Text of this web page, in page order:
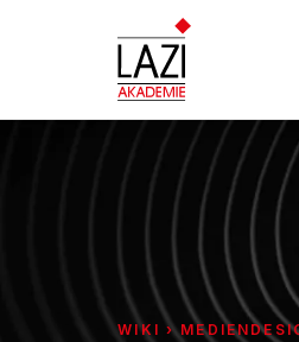
WIKI ›